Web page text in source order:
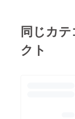
くお願
同じカ
クト